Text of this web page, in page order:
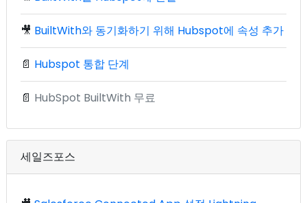
🎥 BuiltWith와 동기화하기 위해 Hubspot에 속성 추가
📄 Hubspot 통합 단계
📄 HubSpot BuiltWith 무료
세일즈포스